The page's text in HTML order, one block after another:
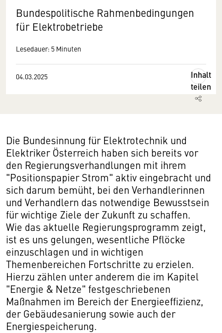
Bundespolitische Rahmenbedingungen
für Elektrobetriebe
Lesedauer: 5 Minuten
04.03.2025
Inhalt
teilen
Die Bundesinnung für Elektrotechnik und
Elektriker Österreich haben sich bereits vor
den Regierungsverhandlungen mit ihrem
"Positionspapier Strom" aktiv eingebracht und
sich darum bemüht, bei den Verhandlerinnen
und Verhandlern das notwendige Bewusstsein
für wichtige Ziele der Zukunft zu schaffen.
Wie das aktuelle Regierungsprogramm zeigt,
ist es uns gelungen, wesentliche Pflöcke
einzuschlagen und in wichtigen
Themenbereichen Fortschritte zu erzielen.
Hierzu zählen unter anderem die im Kapitel
"Energie & Netze" festgeschriebenen
Maßnahmen im Bereich der Energieeffizienz,
der Gebäudesanierung sowie auch der
Energiespeicherung.